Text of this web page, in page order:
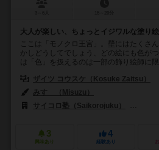
大人が楽しい、ちょっとイジワルな塗り
ここは「モノクロ王宮」。壁にはたくさ
かしどうしてでしょう、どの絵にも色が
は「色」を扱えるのは一部の飾り絵師に
ザイツ コウスケ（Kosuke Zaitsu）
みすゞ（Misuzu）
サイコロ塾（Saikorojuku）
3
興味あり
4
経験あり